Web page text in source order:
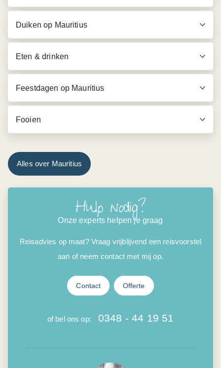
Duiken op Mauritius
Eten & drinken
Feestdagen op Mauritius
Fooien
Alles over Mauritius
Hulp nodig?
Onze experts helpen je graag
Reisadvies op maat? Vraag vrijblijvend een reisvoorstel
aan of neem contact met mij op.
Contact Offerte
of bel ons op: 0348 - 44 19 51